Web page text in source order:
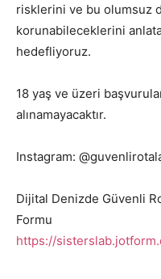
risklerini ve bu olumsuz
korunabileceklerini
hedefliyoruz.
18 yaş ve üzeri
alınamayacaktır.
Instagram:
Dijital Denizde Güvenli
Formu
https://